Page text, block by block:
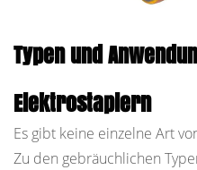
Typen und
Elektrostaplern
Es gibt keine einzelne Art
Zu den gebräuchlichen